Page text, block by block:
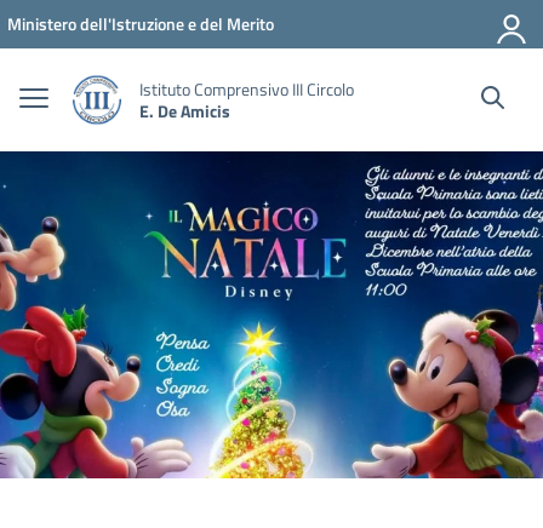
Vai ai contenuti
Vai al menu di navigazione
Vai al footer
Ministero dell'Istruzione e del Merito
Istituto Comprensivo III Circolo
E. De Amicis